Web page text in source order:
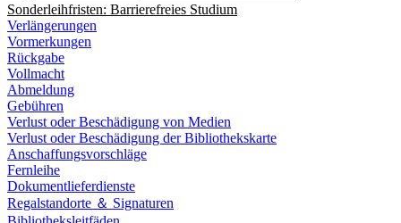
Sonderleihfristen: Barrierefreies Studium
Verlängerungen
Vormerkungen
Rückgabe
Vollmacht
Abmeldung
Gebühren
Verlust oder Beschädigung von Medien
Verlust oder Beschädigung der Bibliothekskarte
Anschaffungsvorschläge
Fernleihe
Dokumentlieferdienste
Regalstandorte ＆ Signaturen